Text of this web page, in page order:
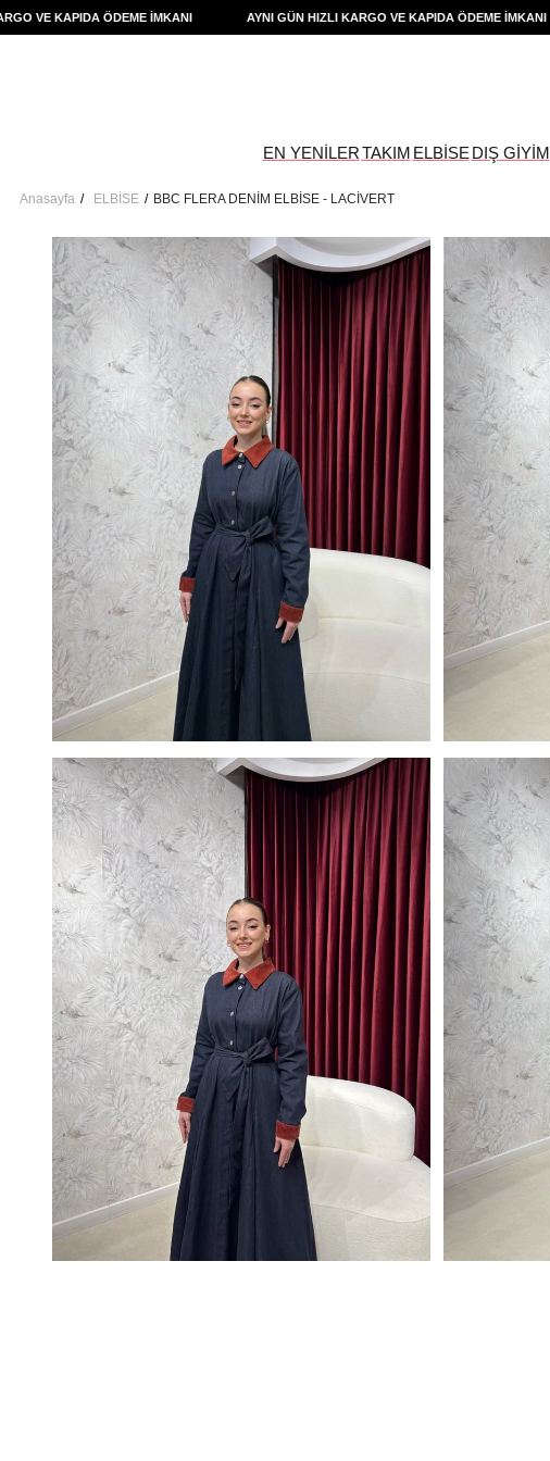
KAPIDA ÖDEME İMKANI AYNI GÜN HIZLI KARGO VE KAPIDA ÖDEME İMKANI
EN YENİLERTAKIM ELBİSE DIŞ GİYİM
Anasayfa ELBİSE BBC FLERA DENİM ELBİSE - LACİVERT